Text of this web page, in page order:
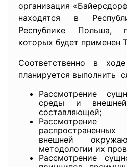
организация
находятся в
Республике Польша,
которых будет применен
Соответственно в
планируется выполнить
Рассмотрение
среды и
составляющей;
внешней
методологии их
Рассмотрение